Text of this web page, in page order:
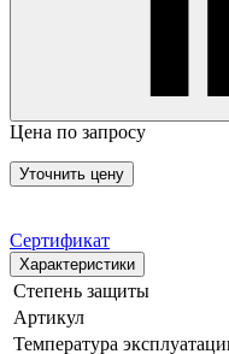
Цена по запросу
Уточнить цену
Сертификат
Характеристики
Степень защиты
Артикул
Температура